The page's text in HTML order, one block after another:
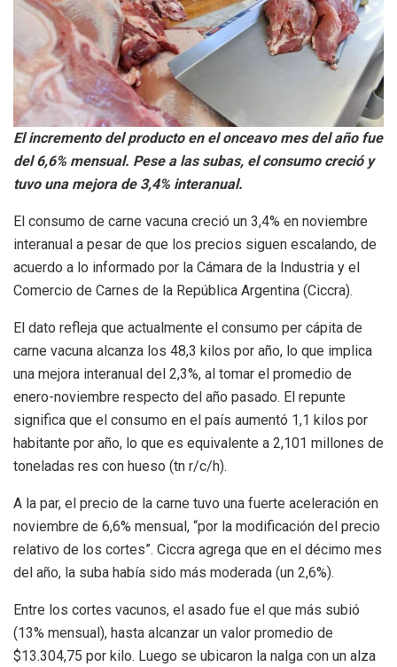
El incremento del producto en el onceavo mes del año fue
del 6,6% mensual. Pese a las subas, el consumo creció y
tuvo una mejora de 3,4% interanual.
El consumo de carne vacuna creció un 3,4% en noviembre
interanual a pesar de que los precios siguen escalando, de
acuerdo a lo informado por la Cámara de la Industria y el
Comercio de Carnes de la República Argentina (Ciccra).
El dato refleja que actualmente el consumo per cápita de
carne vacuna alcanza los 48,3 kilos por año, lo que implica
una mejora interanual del 2,3%, al tomar el promedio de
enero-noviembre respecto del año pasado. El repunte
significa que el consumo en el país aumentó 1,1 kilos por
habitante por año, lo que es equivalente a 2,101 millones de
toneladas res con hueso (tn r/c/h).
A la par, el precio de la carne tuvo una fuerte aceleración en
noviembre de 6,6% mensual, “por la modificación del precio
relativo de los cortes”. Ciccra agrega que en el décimo mes
del año, la suba había sido más moderada (un 2,6%).
Entre los cortes vacunos, el asado fue el que más subió
(13% mensual), hasta alcanzar un valor promedio de
$13.304,75 por kilo. Luego se ubicaron la nalga con un alza